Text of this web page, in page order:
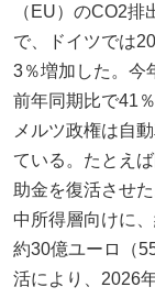
（EU）のCO2
で、ドイツでは
3％増加した。今
前年同期比で41％
メルツ政権は自
ている。たとえ
助金を復活させ
中所得層向けに
約30億ユーロ（
活により、2026